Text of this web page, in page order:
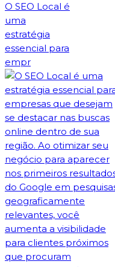
O SEO Local é
uma
estratégia
essencial para
empr